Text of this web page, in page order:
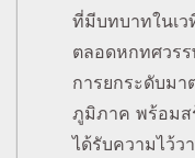
ที่มีบทบาทในเว
ตลอดหกทศวร
การยกระดับมา
ภูมิภาค พร้อมส
ได้รับความไว้ว